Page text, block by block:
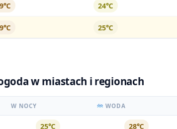
24℃
25℃
w miastach i regionach
W NOCY WODA
25℃ 28℃